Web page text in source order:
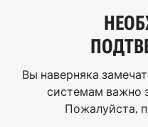
Вы наверняка
системам важно
Пожалуйста,